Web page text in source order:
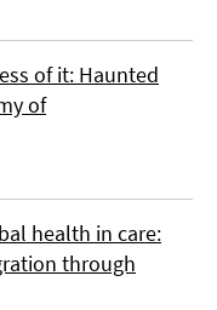
of it: Haunted
of
health in care:
through